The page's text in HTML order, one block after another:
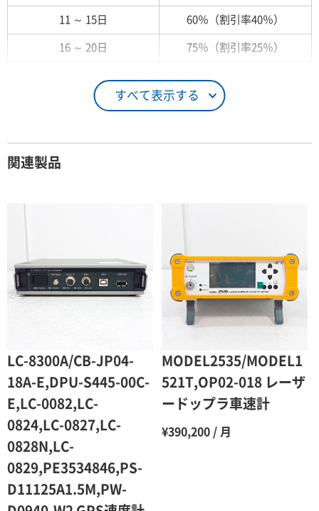
すべて表示する
11 ～ 15日 60％（割引率40％）
16 ～ 20日 75％（割引率25％）
26日 ～ 1ヶ月 100％（割引率 0％）
3ヶ月 80％（割引率20％）
4ヶ月 75％（割引率25％）
70％（割引率30％）
7ヶ月 60％（割引率 40％）
8ヶ月 55％（割引率45％）
9ヶ月 50％（割引率50％）
10ヶ月
11ヶ月
関連製品
LC-8300A/CB-JP04-
18A-E,DPU-S445-00C-
E,LC-0082,LC-
0824,LC-0827,LC-
0828N,LC-
0829,PE3534846,PS-
D11125A1.5M,PW-
MODEL2535/MODEL1
521T,OP02-018 レーザ
ードップラ車速計
¥390,200 / 月